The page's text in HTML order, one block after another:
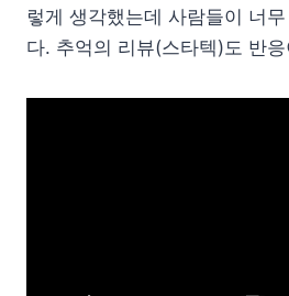
렇게 생각했는데 사람들이 너
다. 추억의 리뷰(스타텍)도 반